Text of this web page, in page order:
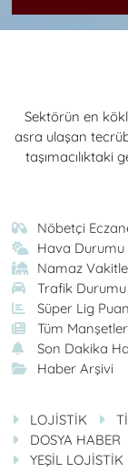
Sektörün en
asra ulaşan
taşımacılıktaki
Nöbetçi
Hava Durumu
Namaz
Trafik Durumu
Süper Lig
Tüm Manşetler
Son Dakika
Haber Arşivi
LOJİSTİK
DOSYA HABER
YEŞİL LOJİSTİK